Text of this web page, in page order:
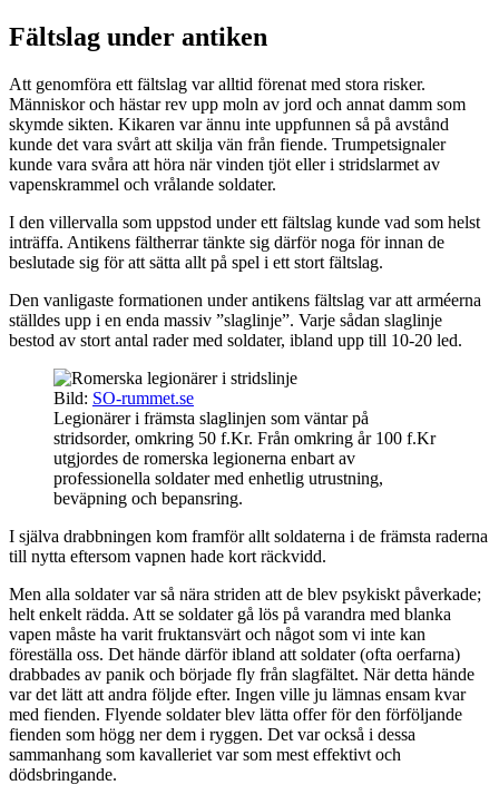
Fältslag under antiken
Att genomföra ett fältslag var alltid förenat med stora risker.
Människor och hästar rev upp moln av jord och annat damm som
skymde sikten. Kikaren var ännu inte uppfunnen så på avstånd
kunde det vara svårt att skilja vän från fiende. Trumpetsignaler
kunde vara svåra att höra när vinden tjöt eller i stridslarmet av
vapenskrammel och vrålande soldater.
I den villervalla som uppstod under ett fältslag kunde vad som helst
inträffa. Antikens fältherrar tänkte sig därför noga för innan de
beslutade sig för att sätta allt på spel i ett stort fältslag.
Den vanligaste formationen under antikens fältslag var att arméerna
ställdes upp i en enda massiv ”slaglinje”. Varje sådan slaglinje
bestod av stort antal rader med soldater, ibland upp till 10-20 led.
Bild: SO-rummet.se
Legionärer i främsta slaglinjen som väntar på
stridsorder, omkring 50 f.Kr. Från omkring år 100 f.Kr
utgjordes de romerska legionerna enbart av
professionella soldater med enhetlig utrustning,
beväpning och bepansring.
I själva drabbningen kom framför allt soldaterna i de främsta raderna
till nytta eftersom vapnen hade kort räckvidd.
Men alla soldater var så nära striden att de blev psykiskt påverkade;
helt enkelt rädda. Att se soldater gå lös på varandra med blanka
vapen måste ha varit fruktansvärt och något som vi inte kan
föreställa oss. Det hände därför ibland att soldater (ofta oerfarna)
drabbades av panik och började fly från slagfältet. När detta hände
var det lätt att andra följde efter. Ingen ville ju lämnas ensam kvar
med fienden. Flyende soldater blev lätta offer för den förföljande
fienden som högg ner dem i ryggen. Det var också i dessa
sammanhang som kavalleriet var som mest effektivt och
dödsbringande.